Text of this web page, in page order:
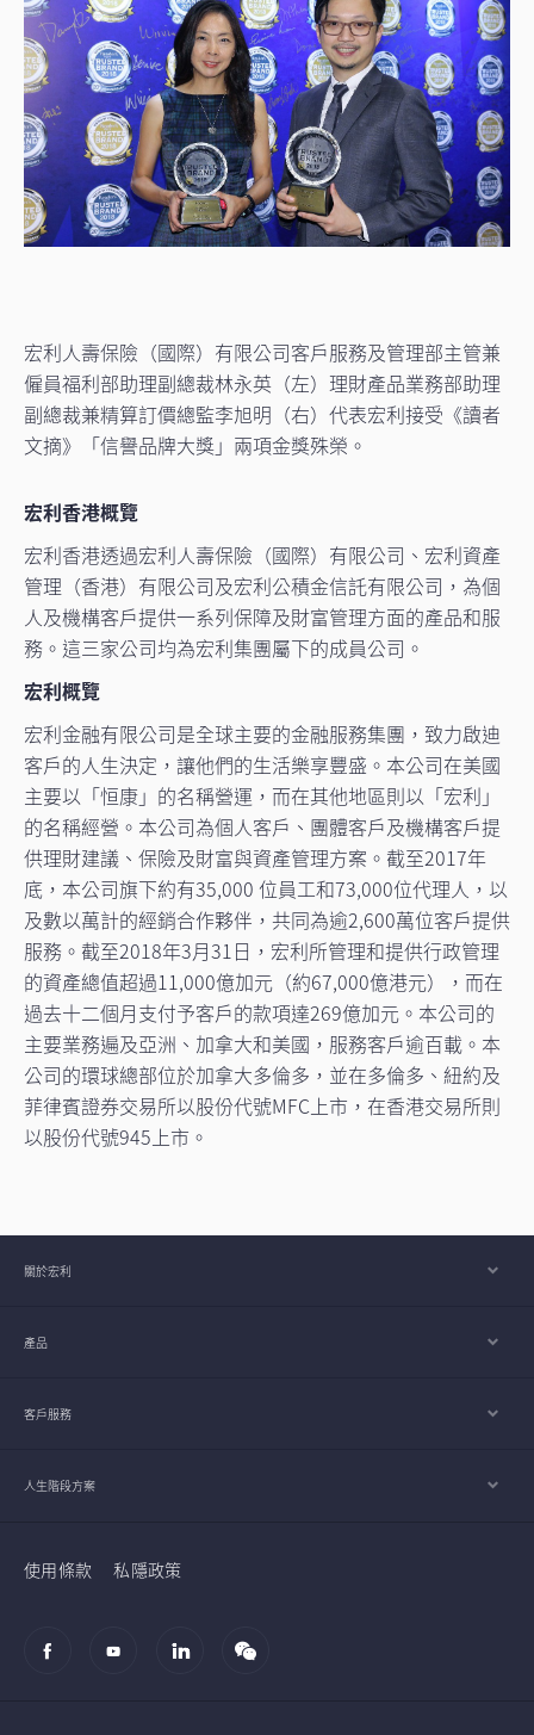
宏利人壽保險（國際）有限公司客戶服務及管理部主管兼
僱員福利部助理副總裁林永英（左）理財產品業務部助理
副總裁兼精算訂價總監李旭明（右）代表宏利接受《讀者
文摘》「信譽品牌大獎」兩項金獎殊榮。
宏利香港概覽
宏利香港透過宏利人壽保險（國際）有限公司、宏利資產
管理（香港）有限公司及宏利公積金信託有限公司，為個
人及機構客戶提供一系列保障及財富管理方面的產品和服
務。這三家公司均為宏利集團屬下的成員公司。
宏利概覽
宏利金融有限公司是全球主要的金融服務集團，致力啟迪
客戶的人生決定，讓他們的生活樂享豐盛。本公司在美國
主要以「恒康」的名稱營運，而在其他地區則以「宏利」
的名稱經營。本公司為個人客戶、團體客戶及機構客戶提
供理財建議、保險及財富與資產管理方案。截至2017年
底，本公司旗下約有35,000 位員工和73,000位代理人，以
及數以萬計的經銷合作夥伴，共同為逾2,600萬位客戶提供
服務。截至2018年3月31日，宏利所管理和提供行政管理
的資產總值超過11,000億加元（約67,000億港元），而在
過去十二個月支付予客戶的款項達269億加元。本公司的
主要業務遍及亞洲、加拿大和美國，服務客戶逾百載。本
公司的環球總部位於加拿大多倫多，並在多倫多、紐約及
菲律賓證券交易所以股份代號MFC上市，在香港交易所則
以股份代號945上市。
關於宏利
產品
客戶服務
人生階段方案
使用條款 私隱政策